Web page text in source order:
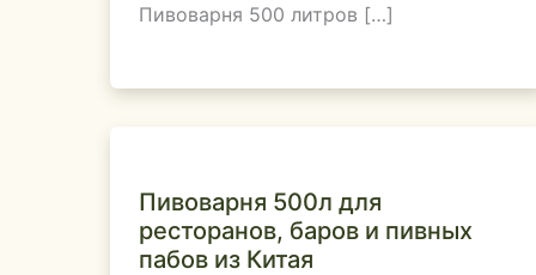
Пивоварня 500 литров […]
Пивоварня 500л для
ресторанов, баров и пивных
пабов из Китая